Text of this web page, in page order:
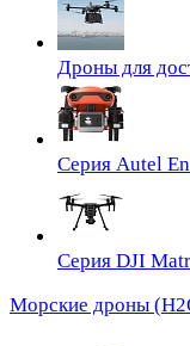
Дроны для
Серия Autel
Серия DJI
Морские дроны